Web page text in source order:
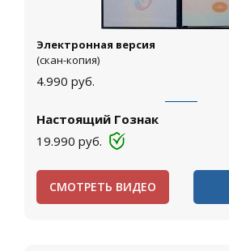
Электронная версия
(скан-копия)
4.990 руб.
Настоящий Гознак
19.990 руб.
СМОТРЕТЬ ВИДЕО